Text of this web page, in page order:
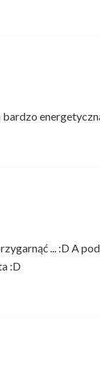
bardzo
... :D A
:D